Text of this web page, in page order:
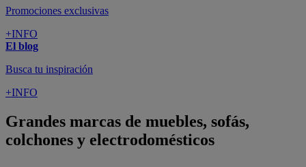
Promociones exclusivas
+INFO
El blog
Busca tu inspiración
+INFO
Grandes marcas de muebles, sofás,
colchones y electrodomésticos